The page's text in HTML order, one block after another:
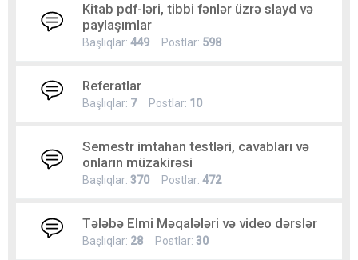
Kitab pdf-ləri, tibbi fənlər üzrə slayd və
paylaşımlar
Başlıqlar: 449 Postlar: 598
Referatlar
Başlıqlar: 7Postlar: 10
Semestr imtahan testləri, cavabları və
onların müzakirəsi
Başlıqlar: 370 Postlar: 472
Tələbə Elmi Məqalələri və video dərslər
Başlıqlar: 28 Postlar: 30